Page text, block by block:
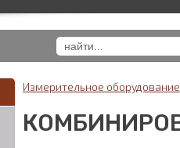
Измерительное оборудование